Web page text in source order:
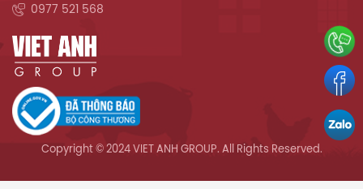
0977 521 568
Copyright © 2024 VIET ANH GROUP. All Rights Reserved.